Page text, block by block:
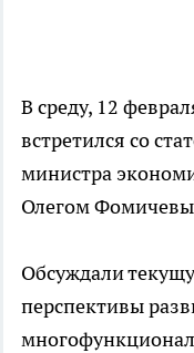
В среду, 12
встретился со
министра
Олегом
Обсуждали
перспективы